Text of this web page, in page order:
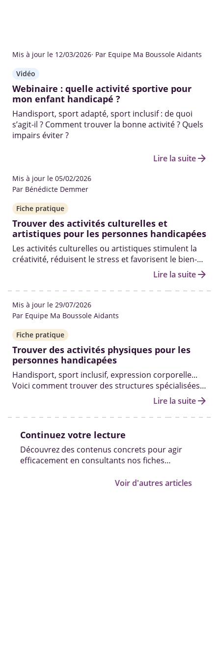
Mis à jour le 12/03/2026· Par Equipe Ma Boussole Aidants
Vidéo
Webinaire : quelle activité sportive pour
mon enfant handicapé ?
Handisport, sport adapté, sport inclusif : de quoi
s’agit-il ? Comment trouver la bonne activité ? Quels
impairs éviter ?
Lire la suitearrow_forward
Mis à jour le 05/02/2026
Par Bénédicte Demmer
Fiche pratique
Trouver des activités culturelles et
artistiques pour les personnes handicapées
Les activités culturelles ou artistiques stimulent la
créativité, réduisent le stress et favorisent le bien-
être global. Trouvez toutes celles qui sont adaptées
et accessibles aux personnes handicapées autour
de vous.
Lire la suitearrow_forward
Mis à jour le 29/07/2026
Par Equipe Ma Boussole Aidants
Fiche pratique
Trouver des activités physiques pour les
personnes handicapées
Handisport, sport inclusif, expression corporelle...
Voici comment trouver des structures spécialisées
ou inclusives pour encourager le bien-être, l'activité
physique et le plaisir de bouger pour les personnes
handicapées.
Lire la suitearrow_forward
Continuez votre lecture
Découvrez des contenus concrets pour agir
efficacement en consultants nos fiches
Voir d'autres articles